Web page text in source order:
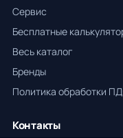
Сервис
Бесплатные
Весь каталог
Бренды
Политика обработки
Контакты